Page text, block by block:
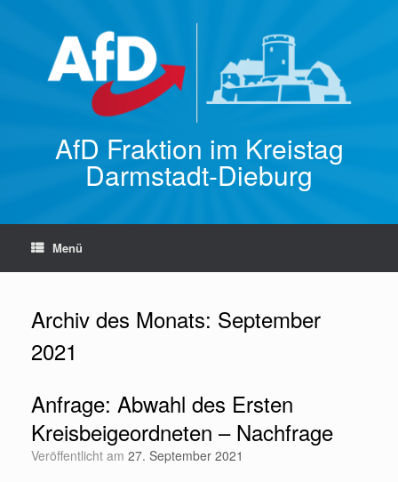
AfD Fraktion im Kreistag
Darmstadt-Dieburg
Menü
Archiv des Monats: September
2021
Anfrage: Abwahl des Ersten
Kreisbeigeordneten – Nachfrage
Veröffentlicht am 27. September 2021